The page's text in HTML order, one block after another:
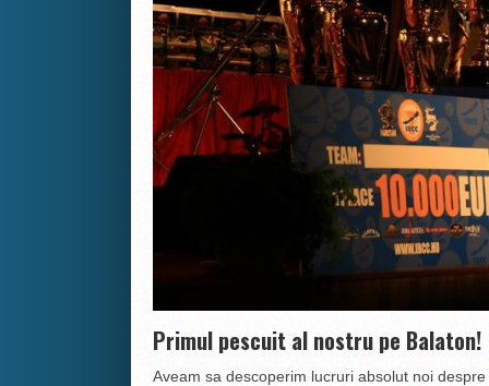
Primul pescuit al nostru pe Balaton!
Aveam sa descoperim lucruri absolut noi